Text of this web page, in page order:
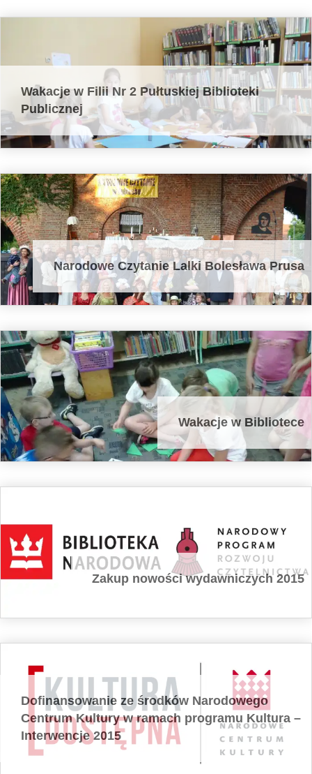
Wakacje w Filii Nr 2 Pułtuskiej Biblioteki
Publicznej
Narodowe Czytanie Lalki Bolesława Prusa
Wakacje w Bibliotece
Zakup nowości wydawniczych 2015
Dofinansowanie ze środków Narodowego
Centrum Kultury w ramach programu Kultura –
Interwencje 2015